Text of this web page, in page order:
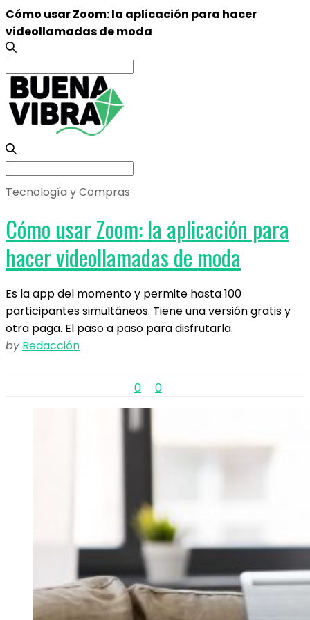
Cómo usar Zoom: la aplicación para hacer
videollamadas de moda
Search
for:
Search
Tecnología y Compras
Cómo usar Zoom: la aplicación para
hacer videollamadas de moda
Es la app del momento y permite hasta 100
participantes simultáneos. Tiene una versión gratis y
otra paga. El paso a paso para disfrutarla.
by Redacción
0 0